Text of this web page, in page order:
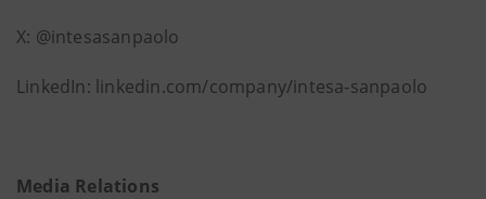
X: @intesasanpaolo
LinkedIn: linkedin.com/company/intesa-sanpaolo
Media Relations